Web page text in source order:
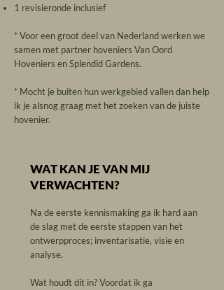
1 revisieronde inclusief
* Voor een groot deel van Nederland werken we
samen met partner hoveniers Van Oord
Hoveniers en Splendid Gardens.
* Mocht je buiten hun werkgebied vallen dan help
ik je alsnog graag met het zoeken van de juiste
hovenier.
WAT KAN JE VAN MIJ
VERWACHTEN?
Na de eerste kennismaking ga ik hard aan
de slag met de eerste stappen van het
ontwerpproces; inventarisatie, visie en
analyse.
Wat houdt dit in? Voordat ik ga